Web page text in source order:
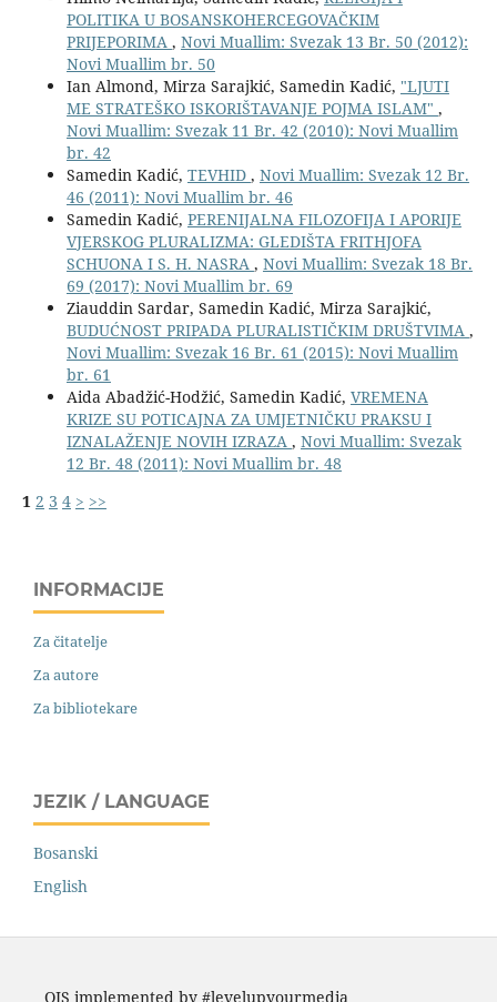
POLITIKA U BOSANSKOHERCEGOVAČKIM
PRIJEPORIMA , Novi Muallim: Svezak 13 Br. 50 (2012):
Novi Muallim br. 50
Ian Almond, Mirza Sarajkić, Samedin Kadić, "LJUTI
ME STRATEŠKO ISKORIŠTAVANJE POJMA ISLAM" ,
Novi Muallim: Svezak 11 Br. 42 (2010): Novi Muallim
br. 42
Samedin Kadić, TEVHID , Novi Muallim: Svezak 12 Br.
46 (2011): Novi Muallim br. 46
Samedin Kadić, PERENIJALNA FILOZOFIJA I APORIJE
VJERSKOG PLURALIZMA: GLEDIŠTA FRITHJOFA
SCHUONA I S. H. NASRA , Novi Muallim: Svezak 18 Br.
69 (2017): Novi Muallim br. 69
Ziauddin Sardar, Samedin Kadić, Mirza Sarajkić,
BUDUĆNOST PRIPADA PLURALISTIČKIM DRUŠTVIMA ,
Novi Muallim: Svezak 16 Br. 61 (2015): Novi Muallim
br. 61
Aida Abadžić-Hodžić, Samedin Kadić, VREMENA
KRIZE SU POTICAJNA ZA UMJETNIČKU PRAKSU I
IZNALAŽENJE NOVIH IZRAZA , Novi Muallim: Svezak
12 Br. 48 (2011): Novi Muallim br. 48
1 2 3 4 > >>
INFORMACIJE
Za čitatelje
Za autore
Za bibliotekare
JEZIK / LANGUAGE
Bosanski
English
OJS implemented by #levelupyourmedia